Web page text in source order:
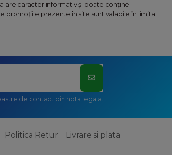
are caracter informativ şi poate conţine
promoţiile prezente în site sunt valabile în limita
de contact din nota legala.
Politica Retur
Livrare si plata